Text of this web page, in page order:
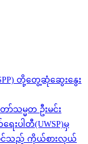
တို့တွေ့ဆုံဆွေးနွေး
ာ်သမ္မတ ဦးမင်း
ပါတီ(UWSP)မှ
ာင်သည့် ကိုယ်စားလှယ်